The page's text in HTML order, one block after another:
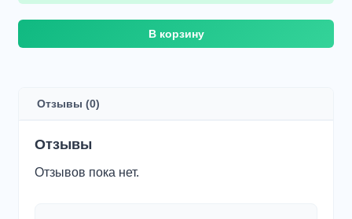
Количество
В корзину
Отзывы (0)
Отзывы
Отзывов пока нет.